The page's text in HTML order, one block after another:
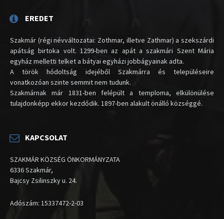
EREDET
Szakmár (régi névváltozatai: Zothmar, illetve Zathmar) a szekszárdi
apátság birtoka volt. 1299-ben az apát a szakmári Szent Mária
egyház melletti telket a bátyai egyházi jobbágyainak adta.
A török hódoltság idejéből Szakmárra és településeire
vonatkozóan szinte semmit nem tudunk.
Szakmárnak már 1831-ben felépült a temploma, elkülönülése
tulajdonképp ekkor kezdődik. 1897-ben alakult önálló községgé.
KAPCSOLAT
SZAKMÁR KÖZSÉG ÖNKORMÁNYZATA
6336 Szakmár,
Bajcsy Zsilinszky u. 24.
Adószám: 15337472-2-03